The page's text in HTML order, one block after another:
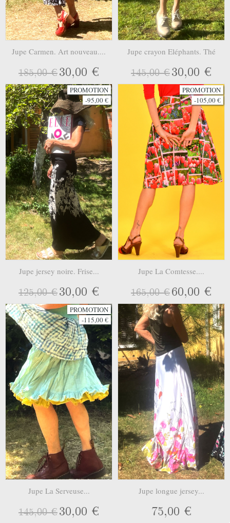
Jupe Carmen. Art nouveau....
185,00 €30,00 €
Jupe crayon Eléphants. Thé
145,00 €30,00 €
PROMOTION
-95,00 €
Jupe jersey noire. Frise...
125,00 €30,00 €
PROMOTION
-105,00 €
Jupe La Comtesse....
165,00 €60,00 €
PROMOTION
-115,00 €
Jupe La Serveuse...
145,00 €30,00 €
Jupe longue jersey...
75,00 €